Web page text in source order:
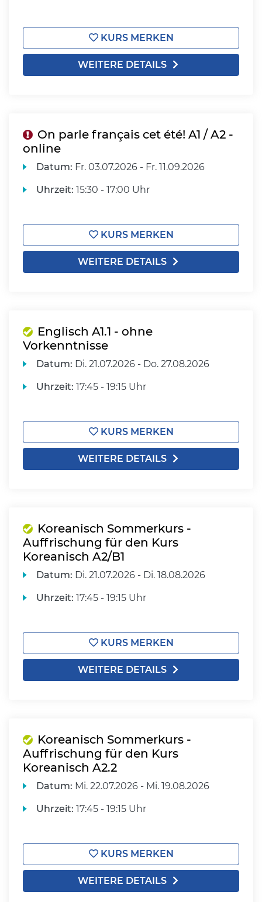
KURS MERKEN
WEITERE DETAILS
On parle français cet été! A1 / A2 -
online
Datum: Fr. 03.07.2026 - Fr. 11.09.2026
Uhrzeit: 15:30 - 17:00 Uhr
KURS MERKEN
WEITERE DETAILS
Englisch A1.1 - ohne
Vorkenntnisse
Datum: Di. 21.07.2026 - Do. 27.08.2026
Uhrzeit: 17:45 - 19:15 Uhr
KURS MERKEN
WEITERE DETAILS
Koreanisch Sommerkurs -
Auffrischung für den Kurs
Koreanisch A2/B1
Datum: Di. 21.07.2026 - Di. 18.08.2026
Uhrzeit: 17:45 - 19:15 Uhr
KURS MERKEN
WEITERE DETAILS
Koreanisch Sommerkurs -
Auffrischung für den Kurs
Koreanisch A2.2
Datum: Mi. 22.07.2026 - Mi. 19.08.2026
Uhrzeit: 17:45 - 19:15 Uhr
KURS MERKEN
WEITERE DETAILS